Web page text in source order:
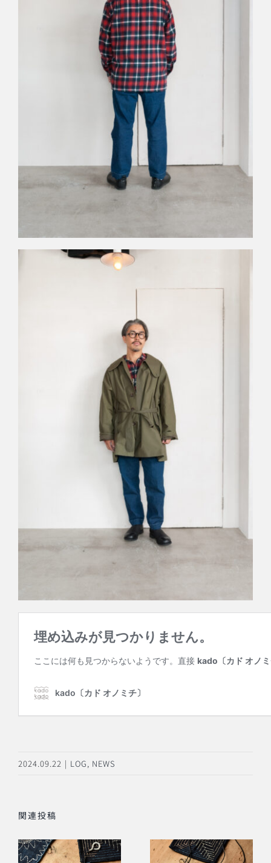
2024.09.22 | LOG, NEWS
関連投稿